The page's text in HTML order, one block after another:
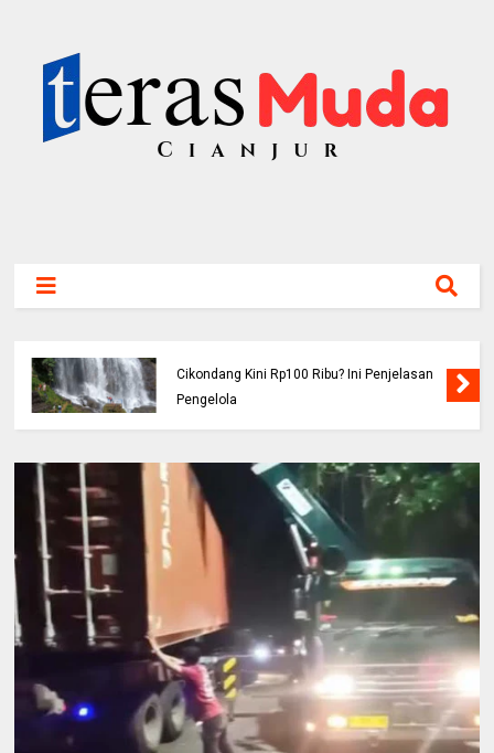
Cikondang Kini Rp100 Ribu? Ini Penjelasan
Pengelola